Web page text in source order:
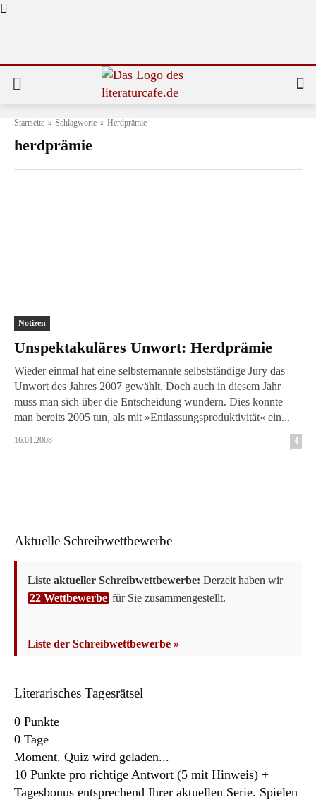
Startseite Schlagworte Herdprämie
herdprämie
Notizen
Unspektakuläres Unwort: Herdprämie
Wieder einmal hat eine selbsternannte selbstständige Jury das
Unwort des Jahres 2007 gewählt. Doch auch in diesem Jahr
muss man sich über die Entscheidung wundern. Dies konnte
man bereits 2005 tun, als mit »Entlassungsproduktivität« ein...
16.01.2008 4
Aktuelle Schreibwettbewerbe
Liste aktueller Schreibwettbewerbe: Derzeit haben wir
22 Wettbewerbe für Sie zusammengestellt.
Liste der Schreibwettbewerbe »
Literarisches Tagesrätsel
0 Punkte
0 Tage
Moment. Quiz wird geladen...
10 Punkte pro richtige Antwort (5 mit Hinweis) +
Tagesbonus entsprechend Ihrer aktuellen Serie. Spielen